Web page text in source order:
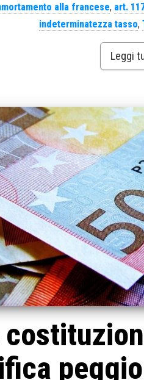
alla francese, art.
indeterminatezza tasso,
Leggi